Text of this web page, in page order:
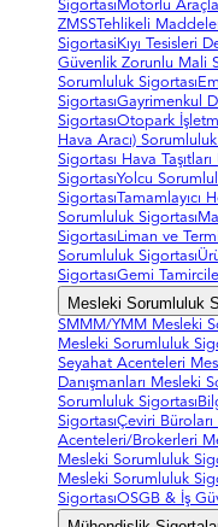
Sigortası Motorlu
ZMSSTehlikeli
Sigortasi Kıyı Tesisleri
Güvenlik Zorunlu Mali
Sorumluluk Sigortası
SigortasıGayrimenkul
SigortasıOtopark
Hava Aracı)
Sigortası Hava
SigortasıYolcu
SigortasıTamamlayıcı
Sorumluluk Sigortası
Sigortası Liman ve
Sorumluluk Sigortası
SigortasıGemi
Mesleki Sorumluluk
SMMM/YMM Mesleki
Mesleki Sorumluluk
Seyahat Acenteleri
Danışmanları Mesleki
Sorumluluk Sigortası
SigortasıÇeviri
Acenteleri/Brokerleri
Mesleki Sorumluluk
Mesleki Sorumluluk
SigortasıOSGB & İş